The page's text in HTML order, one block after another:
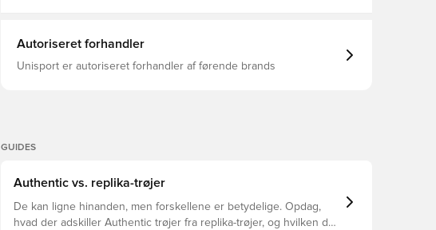
Autoriseret forhandler
Unisport er autoriseret forhandler af førende brands
GUIDES
Authentic vs. replika-trøjer
De kan ligne hinanden, men forskellene er betydelige. Opdag,
hvad der adskiller Authentic trøjer fra replika-trøjer, og hvilken der